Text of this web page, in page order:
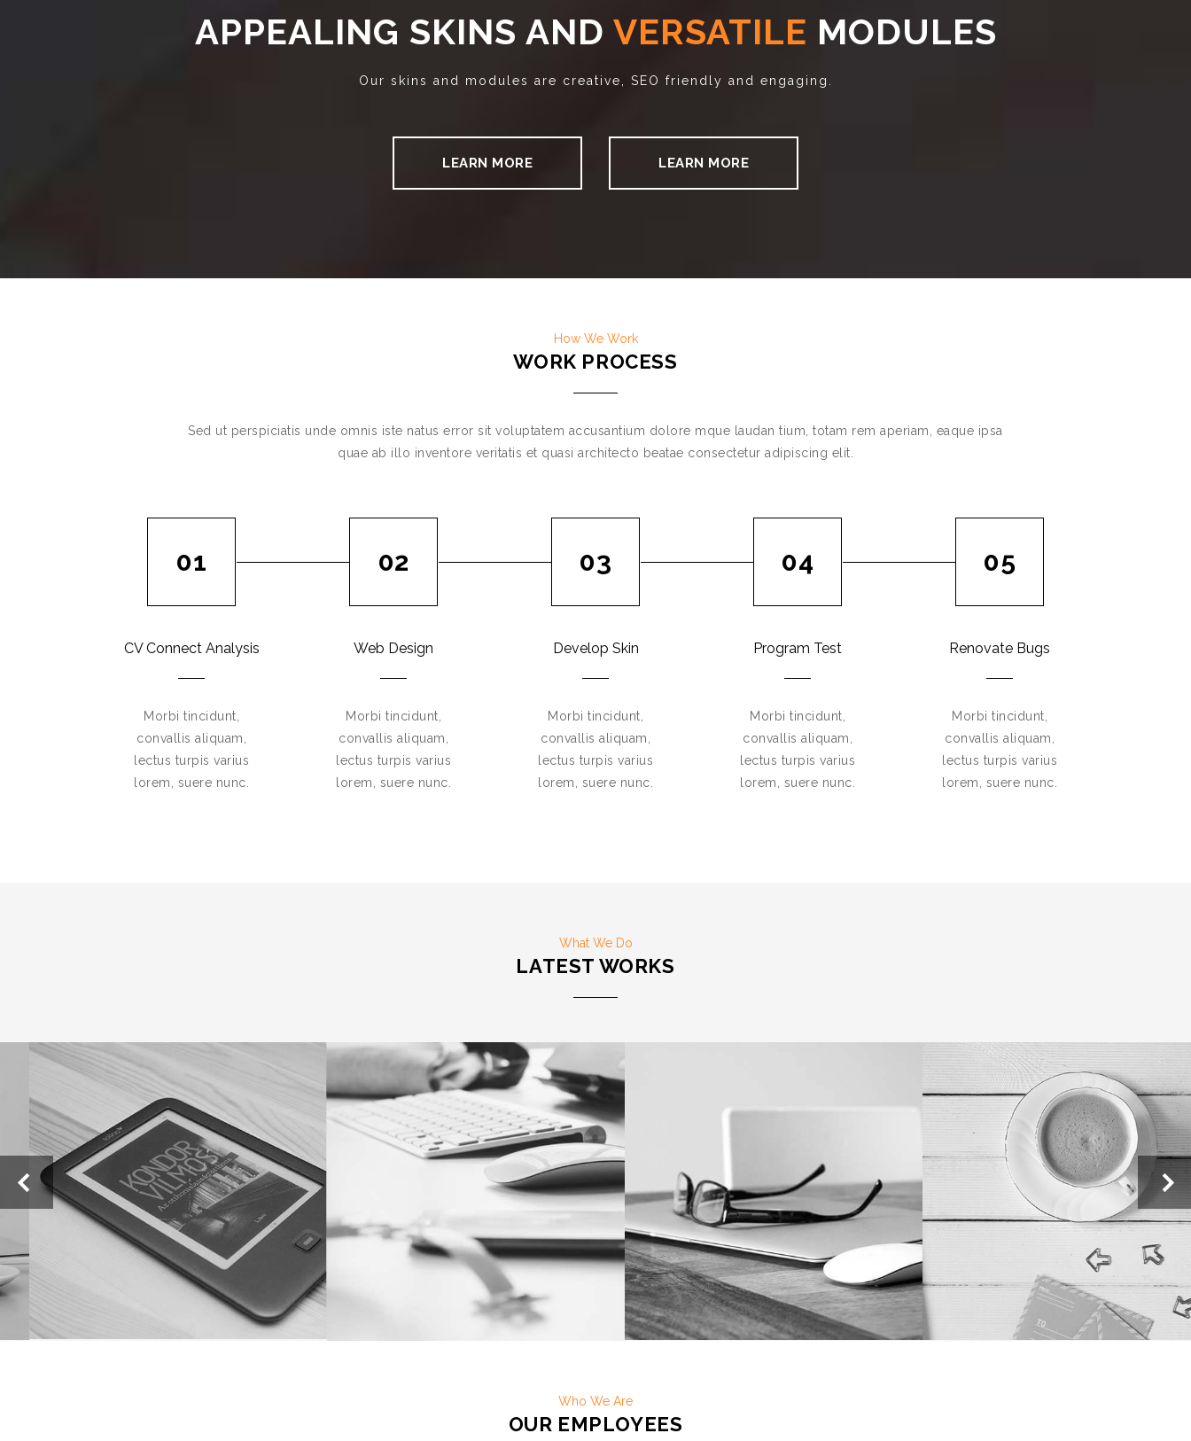
APPEALING SKINS AND VERSATILE MODULES
Our skins and modules are creative, SEO friendly and engaging.
LEARN MORE LEARN MORE
How We Work
WORK PROCESS
Sed ut perspiciatis unde omnis iste natus error sit voluptatem accusantium dolore mque laudan tium, totam rem aperiam, eaque ipsa
quae ab illo inventore veritatis et quasi architecto beatae consectetur adipiscing elit.
01
CV Connect Analysis
Morbi tincidunt,
convallis aliquam,
lectus turpis varius
lorem, suere nunc.
02
Web Design
Morbi tincidunt,
convallis aliquam,
lectus turpis varius
lorem, suere nunc.
03
Develop Skin
Morbi tincidunt,
convallis aliquam,
lectus turpis varius
lorem, suere nunc.
04
Program Test
Morbi tincidunt,
convallis aliquam,
lectus turpis varius
lorem, suere nunc.
05
Renovate Bugs
Morbi tincidunt,
convallis aliquam,
lectus turpis varius
lorem, suere nunc.
What We Do
LATEST WORKS
Who We Are
OUR EMPLOYEES